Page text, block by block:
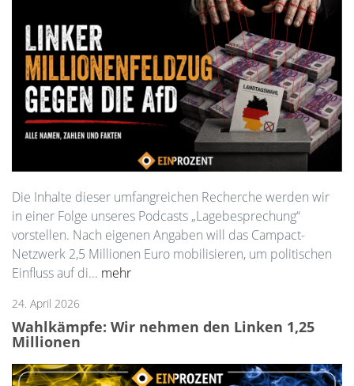
Die Inhalte dieser umfangreichen Recherche werden wir
in einer Folge unseres Podcasts „Lagebesprechung“
vorstellen. Nach eigenen Angaben will das Campact-
Netzwerk 2,5 Millionen Euro mobilisieren, um politischen
Einfluss auf di... mehr
24. April 2026
Wahlkämpfe: Wir nehmen den Linken 1,25
Millionen